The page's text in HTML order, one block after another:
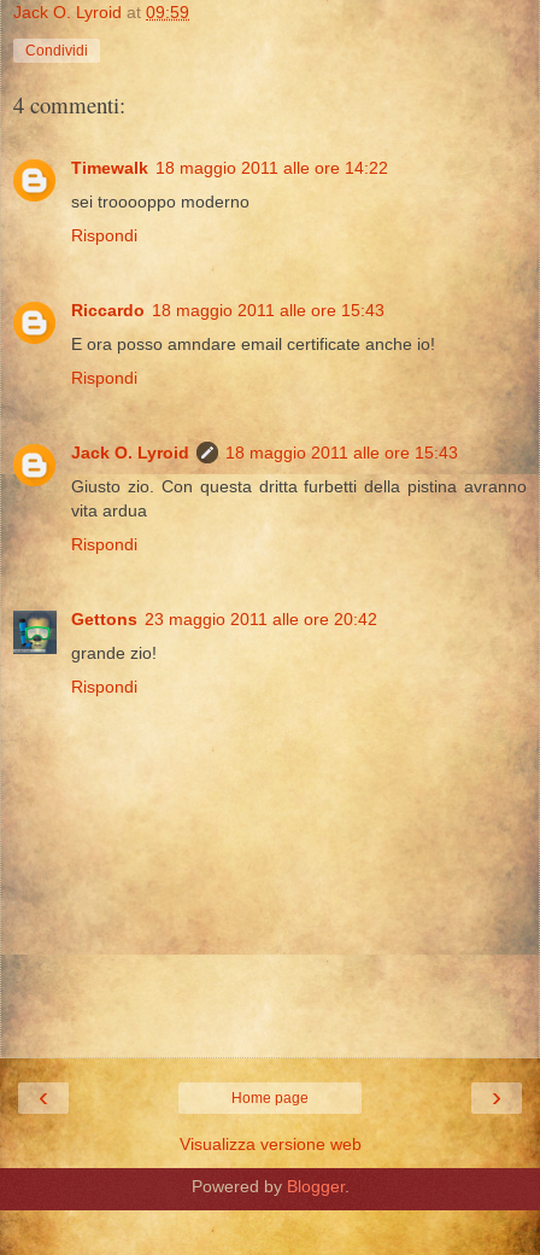
Jack O. Lyroid at 09:59
Condividi
4 commenti:
Timewalk 18 maggio 2011 alle ore 14:22
sei trooooppo moderno
Rispondi
Riccardo 18 maggio 2011 alle ore 15:43
E ora posso amndare email certificate anche io!
Rispondi
Jack O. Lyroid
18 maggio 2011 alle ore 15:43
Giusto zio. Con questa dritta furbetti della pistina avranno
vita ardua
Rispondi
Gettons 23 maggio 2011 alle ore 20:42
grande zio!
Rispondi
‹ ›
Home page
Visualizza versione web
Powered by Blogger.